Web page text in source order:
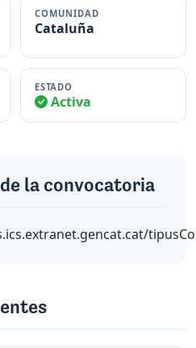
COMUNIDAD
Cataluña
ESTADO
Activa
la convocatoria